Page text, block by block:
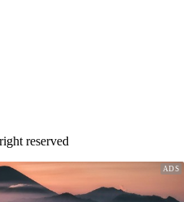
reserved